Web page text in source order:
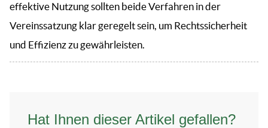
effektive Nutzung sollten beide Verfahren in der
Vereinssatzung klar geregelt sein, um Rechtssicherheit
und Effizienz zu gewährleisten.
Hat Ihnen dieser Artikel gefallen?